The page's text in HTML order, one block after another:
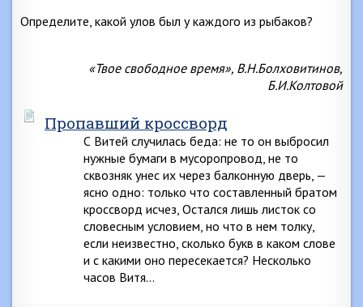
Определите, какой улов был у каждого из рыбаков?
«Твое свободное время», В.Н.Болховитинов,
Б.И.Колтовой
Пропавший кроссворд
С Витей случилась беда: не то он выбросил
нужные бумаги в мусоропровод, не то
сквозняк унес их через балконную дверь, —
ясно одно: только что составленный братом
кроссворд исчез, Остался лишь листок со
словесным условием, но что в нем толку,
если неизвестно, сколько букв в каком слове
и с какими оно пересекается? Несколько
часов Витя…